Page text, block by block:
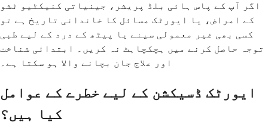
اگر آپ کے پاس ہائی بلڈ پریشر، جینیاتی کنیکٹیو ٹشو
کے امراض، یا ایورٹک مسائل کا خاندانی تاریخ ہے تو
کسی بھی غیر معمولی سینے یا پیٹھ کے درد کے لیے طبی
توجہ حاصل کرنے میں ہچکچاہٹ نہ کریں۔ ابتدائی شناخت
اور علاج جان بچانے والا ہو سکتا ہے۔
ایورٹک ڈسیکشن کے لیے خطرے کے عوامل
کیا ہیں؟